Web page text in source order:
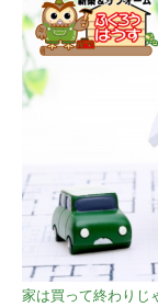
家は買って終わりじ